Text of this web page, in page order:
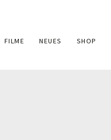
Main
FILME NEUES SHOP